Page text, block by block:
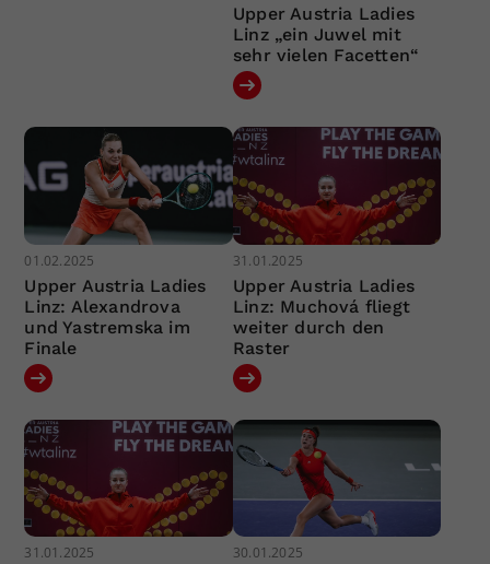
Upper Austria Ladies
Linz „ein Juwel mit
sehr vielen Facetten“
01.02.2025
Upper Austria Ladies
Linz: Alexandrova
und Yastremska im
Finale
31.01.2025
Upper Austria Ladies
Linz: Muchová fliegt
weiter durch den
Raster
31.01.2025 30.01.2025